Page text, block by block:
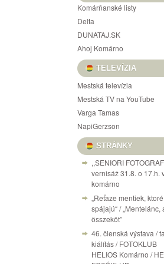
Komárňanské listy
Delta
DUNATAJ.SK
Ahoj Komárno
TELEVÍZIA
Mestská televízia
Mestská TV na YouTube
Varga Tamas
NapiGerzson
STRÁNKY
,,SENIORI
vernisáž 31.8. o 17.h.
komárno
„Reťaze mentiek, ktoré
spájajú“ / „Mentelánc,
összeköt”
46. členská výstava /
kiálítás / FOTOKLUB
HELIOS Komárno /